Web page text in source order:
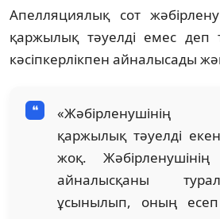
Апелляциялық сот
қаржылық тәуелді емеc деп
кәсіпкерлікпен айналысады
«Жәбірленушінің
қаржылық тәуелді
жоқ. Жәбірленушінің
айналысқаны
ұсынылып, оның